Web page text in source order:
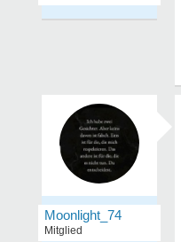
Moonlight_74
Mitglied